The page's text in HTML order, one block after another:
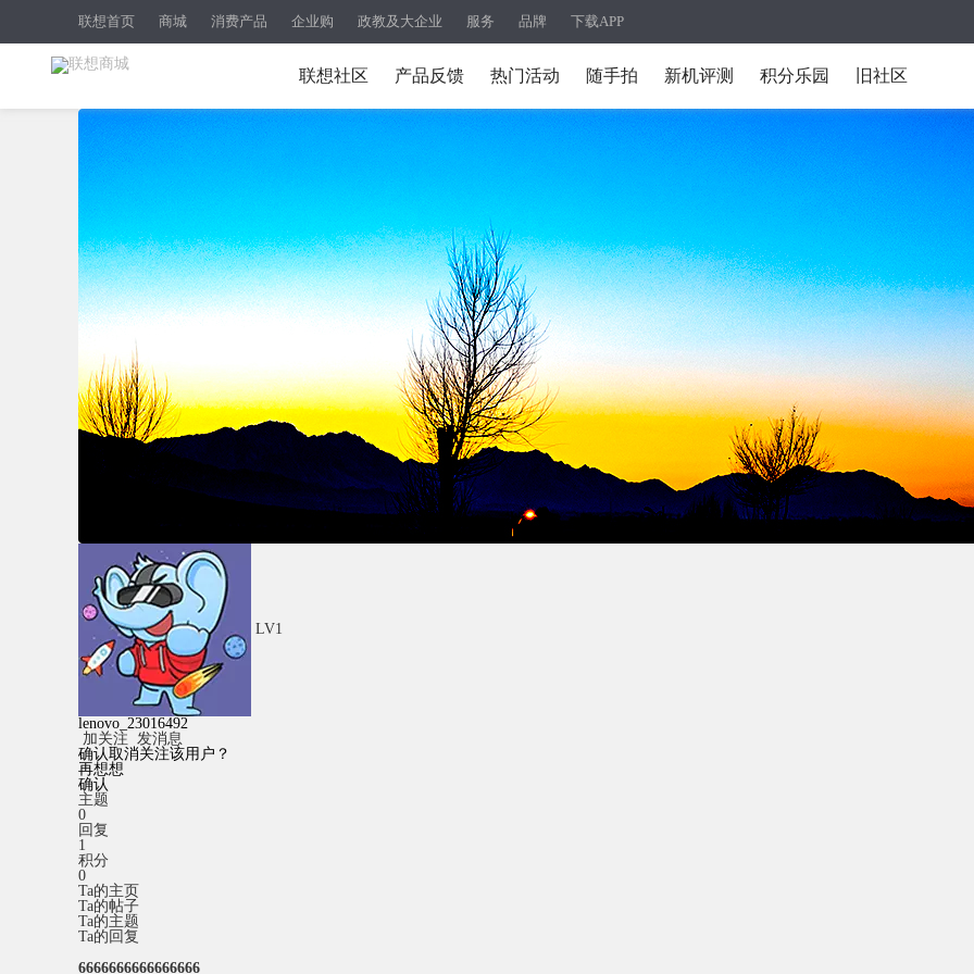
联想首页 商城 消费产品 企业购 政教及大企业 服务 品牌 下载APP
联想社区 产品反馈 热门活动 随手拍 新机评测 积分乐园 旧社区
LV1
lenovo_23016492
加关注 发消息
确认取消关注该用户？
再想想
确认
主题
0
回复
1
积分
0
Ta的主页
Ta的帖子
Ta的主题
Ta的回复
6666666666666666